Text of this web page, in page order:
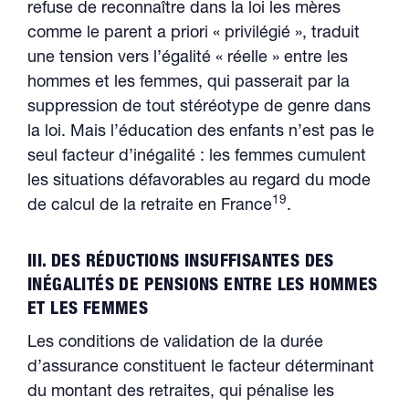
refuse de reconnaître dans la loi les mères
comme le parent a priori « privilégié », traduit
une tension vers l’égalité « réelle » entre les
hommes et les femmes, qui passerait par la
suppression de tout stéréotype de genre dans
la loi. Mais l’éducation des enfants n’est pas le
seul facteur d’inégalité : les femmes cumulent
les situations défavorables au regard du mode
de calcul de la retraite en France19.
III. DES RÉDUCTIONS INSUFFISANTES DES
INÉGALITÉS DE PENSIONS ENTRE LES HOMMES
ET LES FEMMES
Les conditions de validation de la durée
d’assurance constituent le facteur déterminant
du montant des retraites, qui pénalise les